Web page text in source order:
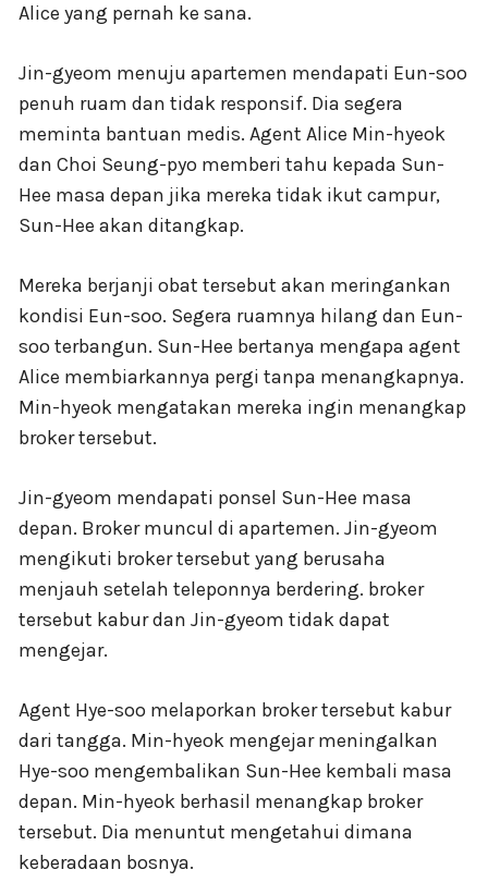
Alice yang pernah ke sana.
Jin-gyeom menuju apartemen mendapati Eun-soo
penuh ruam dan tidak responsif. Dia segera
meminta bantuan medis. Agent Alice Min-hyeok
dan Choi Seung-pyo memberi tahu kepada Sun-
Hee masa depan jika mereka tidak ikut campur,
Sun-Hee akan ditangkap.
Mereka berjanji obat tersebut akan meringankan
kondisi Eun-soo. Segera ruamnya hilang dan Eun-
soo terbangun. Sun-Hee bertanya mengapa agent
Alice membiarkannya pergi tanpa menangkapnya.
Min-hyeok mengatakan mereka ingin menangkap
broker tersebut.
Jin-gyeom mendapati ponsel Sun-Hee masa
depan. Broker muncul di apartemen. Jin-gyeom
mengikuti broker tersebut yang berusaha
menjauh setelah teleponnya berdering. broker
tersebut kabur dan Jin-gyeom tidak dapat
mengejar.
Agent Hye-soo melaporkan broker tersebut kabur
dari tangga. Min-hyeok mengejar meningalkan
Hye-soo mengembalikan Sun-Hee kembali masa
depan. Min-hyeok berhasil menangkap broker
tersebut. Dia menuntut mengetahui dimana
keberadaan bosnya.